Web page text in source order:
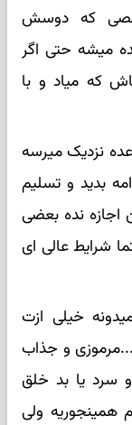
که دوسش
میشه حتی اگر
که میاد و با
نزدیک میرسه
بدید و تسلیم
رو ۲ برابر کن اجازه نده بعضی
شرایط عالی ای
خیلی ازت
و جذاب
سرد یا بد خلق
ولی